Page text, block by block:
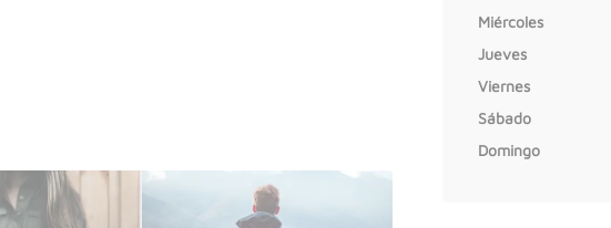
Miércoles
Jueves
Viernes
Sábado
Domingo